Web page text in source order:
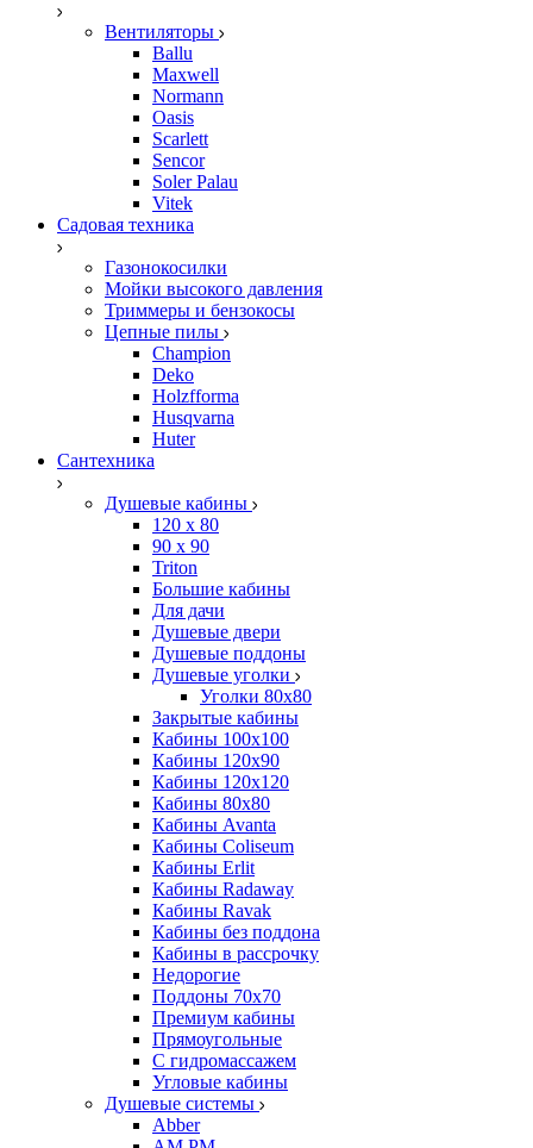
Вентиляторы
Ballu
Maxwell
Normann
Oasis
Scarlett
Sencor
Soler Palau
Vitek
Садовая техника
Газонокосилки
Мойки высокого давления
Триммеры и бензокосы
Цепные пилы
Champion
Deko
Holzfforma
Husqvarna
Huter
Сантехника
Душевые кабины
120 x 80
90 х 90
Triton
Большие кабины
Для дачи
Душевые двери
Душевые поддоны
Душевые уголки
Уголки 80х80
Закрытые кабины
Кабины 100x100
Кабины 120x90
Кабины 120х120
Кабины 80х80
Кабины Avanta
Кабины Coliseum
Кабины Erlit
Кабины Radaway
Кабины Ravak
Кабины без поддона
Кабины в рассрочку
Недорогие
Поддоны 70x70
Премиум кабины
Прямоугольные
С гидромассажем
Угловые кабины
Душевые системы
Abber